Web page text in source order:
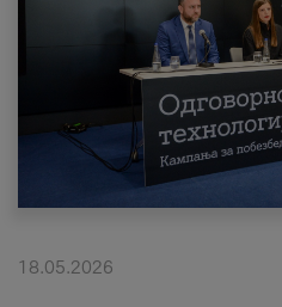
Деловни
Поддршка
Надополни кредит
18.05.2026